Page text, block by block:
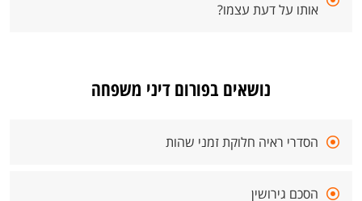
אותו על דעת עצמו?
נושאים בפורום דיני משפחה
הסדרי ראיה חלוקת זמני שהות
הסכם גירושין